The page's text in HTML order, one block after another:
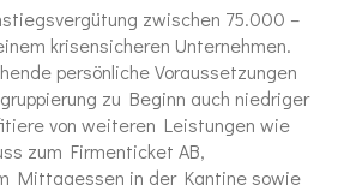
zwischen 75.000 –
krisensicheren Unternehmen.
persönliche Voraussetzungen
zu Beginn auch niedriger
von weiteren Leistungen wie
zum Firmenticket AB,
Mittagessen in der Kantine sowie